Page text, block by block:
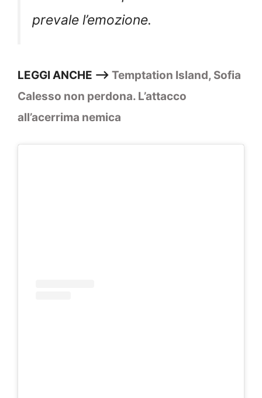
prevale l’emozione.
LEGGI ANCHE —> Temptation Island, Sofia
Calesso non perdona. L’attacco
all’acerrima nemica